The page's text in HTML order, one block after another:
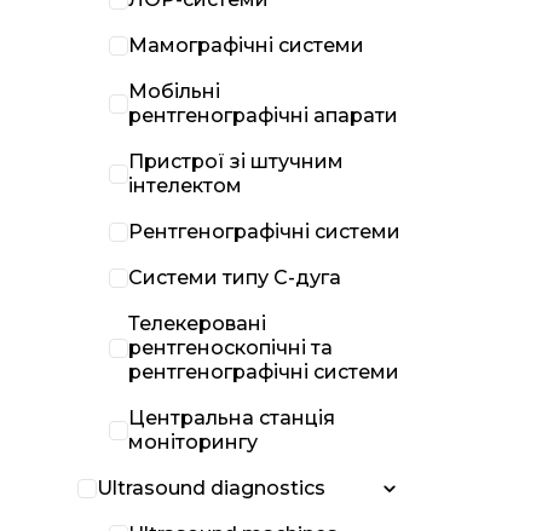
Мамографічні системи
Мобільні
рентгенографічні апарати
Пристрої зі штучним
інтелектом
Рентгенографічні системи
Системи типу С-дуга
Телекеровані
рентгеноскопічні та
рентгенографічні системи
Центральна станція
моніторингу
Ultrasound diagnostics